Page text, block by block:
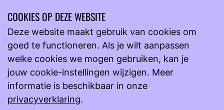
Onderwijs Overzicht
Agenda
COOKIES OP DEZE WEBSITE
Deze website maakt gebruik van cookies om
goed te functioneren. Als je wilt aanpassen
welke cookies we mogen gebruiken, kan je
jouw cookie-instellingen wijzigen. Meer
informatie is beschikbaar in onze
privacyverklaring.